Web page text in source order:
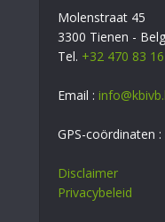
Molenstraat 45
3300 Tienen -
Tel. +32 470 83
Email :
GPS-coördinaten
Disclaimer
Privacybeleid